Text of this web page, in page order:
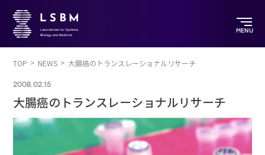
MENU
TOP NEWS 大腸癌のトランスレーショナルリサーチ
2008.02.15
大腸癌のトランスレーショナルリサーチ